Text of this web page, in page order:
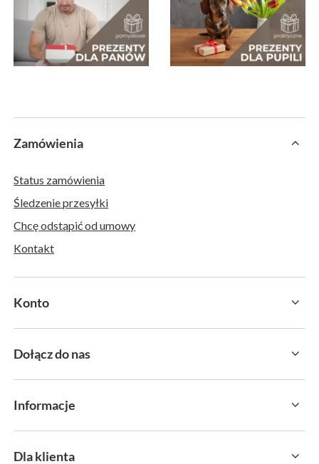
Zamówienia
Status zamówienia
Śledzenie przesyłki
Chcę odstąpić od umowy
Kontakt
Konto
Dołącz do nas
Informacje
Dla klienta